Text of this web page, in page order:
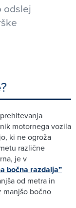
odslej
motornega vozila
ki ne ogroža
različne
je v
bočna razdalja”
od metra in
manjšo bočno